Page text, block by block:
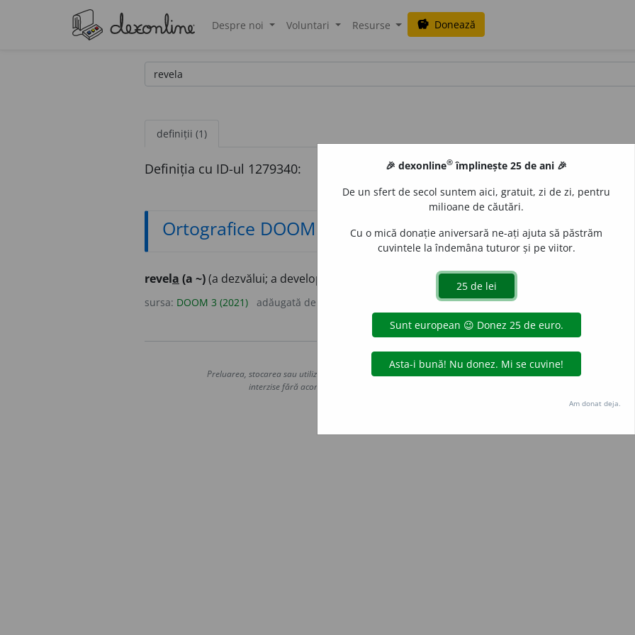
Despre noi Voluntari Resurse savings Donează
definiții (1)
Definiția cu ID-ul 1279340:
Ortografice DOOM
revela (a ~)(a dezvălui; a developa) revelez, 3revelea
sursa: DOOM 3 (2021) adăugată de
Copyright © 2004-2026 dexonline (https://dexonline.ro)
Preluarea, stocarea sau utilizarea datelor de pe acest site, inclusiv prin orice metode de extragere automată
interzise fără acordul nostru prealabil scris, cu excepția seturilor de date oferite oficial spre utilizare
Hosterion
🎉 dexonline® împlinește 25 de ani 🎉
De un sfert de secol suntem aici, gratuit, zi de zi, pentru
milioane de căutări.
Cu o mică donație aniversară ne-ați ajuta să păstrăm
cuvintele la îndemâna tuturor și pe viitor.
Am donat deja.